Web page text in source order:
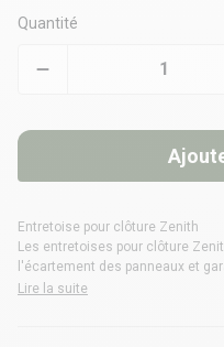
Quantité
Entretoise pour clôture Zenith
Les entretoises pour clôture
l'écartement des panneaux et
Lire la suite